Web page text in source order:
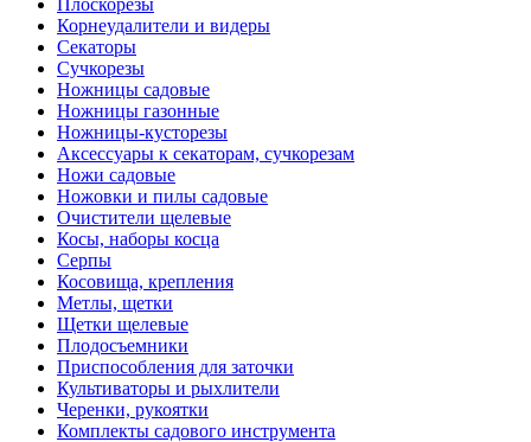
Плоскорезы
Корнеудалители и видеры
Секаторы
Сучкорезы
Ножницы садовые
Ножницы газонные
Ножницы-кусторезы
Аксессуары к секаторам, сучкорезам
Ножи садовые
Ножовки и пилы садовые
Очистители щелевые
Косы, наборы косца
Серпы
Косовища, крепления
Метлы, щетки
Щетки щелевые
Плодосъемники
Приспособления для заточки
Культиваторы и рыхлители
Черенки, рукоятки
Комплекты садового инструмента